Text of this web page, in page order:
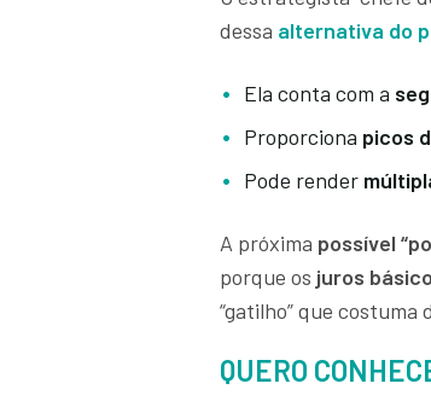
dessa alternativa do
Ela conta com a
Proporciona picos
Pode render
A próxima possível
porque os juros
“gatilho” que
QUERO